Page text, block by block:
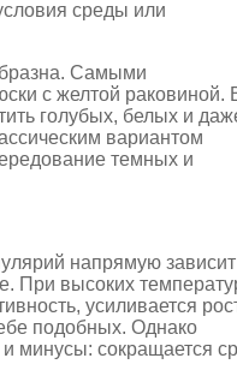
среды или
Самыми
с желтой раковиной.
голубых, белых и
вариантом
темных и
напрямую зависит
При высоких
усиливается
подобных. Однако
минусы: сокращается